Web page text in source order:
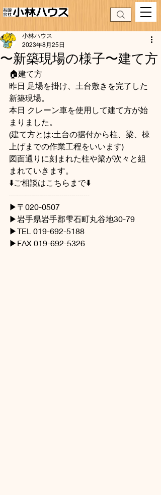
〜新築現場の様子〜建て方
小林ハウス
2023年8月25日
🏠建て方
昨日 足場を掛け、土台敷きを完了した
新築現場。
本日 クレーン車を使用して建て方が始
まりました。
(建て方とは:土台の据付から柱、梁、棟
上げまでの作業工程をいいます)
図面通りに刻まれた柱や梁が次々と組
まれていきます。
⬇️ご相談はこちらまで⬇️
┈┈┈┈┈┈┈┈┈┈
▶〒020-0507
▶岩手県岩手郡雫石町丸谷地30-79
▶TEL 019-692-5188
▶FAX 019-692-5326